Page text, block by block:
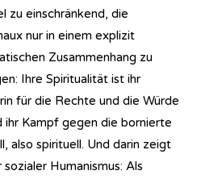
zu einschränkend, die
nur in einem explizit
Zusammenhang zu
Ihre Spiritualität ist ihr
für die Rechte und die Würde
ihr Kampf gegen die bornierte
also spirituell. Und darin zeigt
Humanismus: Als